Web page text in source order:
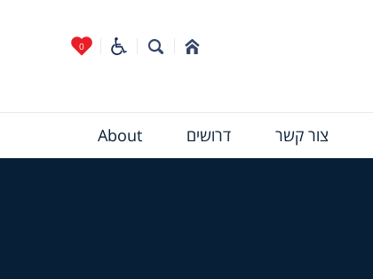
0
צור קשר דרושים About